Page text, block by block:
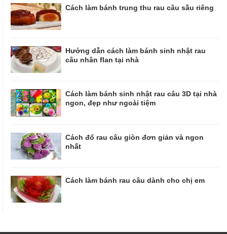
Cách làm bánh trung thu rau câu sầu riêng
Hướng dẫn cách làm bánh sinh nhật rau
câu nhân flan tại nhà
Cách làm bánh sinh nhật rau câu 3D tại nhà
ngon, đẹp như ngoài tiệm
Cách đổ rau câu giòn đơn giản và ngon
nhất
Cách làm bánh rau câu dành cho chị em